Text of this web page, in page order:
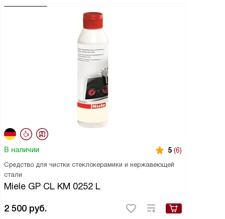
В наличии 5 (6)
Средство для чистки стеклокерамики и нержавеющей
стали
Miele GP CL KM 0252 L
2 500 руб.